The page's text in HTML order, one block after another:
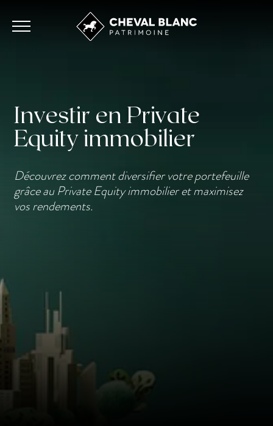
Investir en Private
Equity immobilier
Découvrez comment diversifier votre portefeuille
grâce au Private Equity immobilier et maximisez
vos rendements.